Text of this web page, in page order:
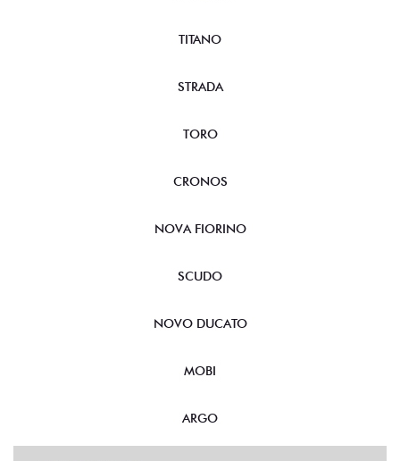
TITANO
STRADA
TORO
CRONOS
NOVA FIORINO
SCUDO
NOVO DUCATO
MOBI
ARGO